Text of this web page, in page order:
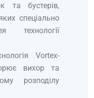
та бустерів,
спеціально
технології
Vortex-
вихор та
розподілу